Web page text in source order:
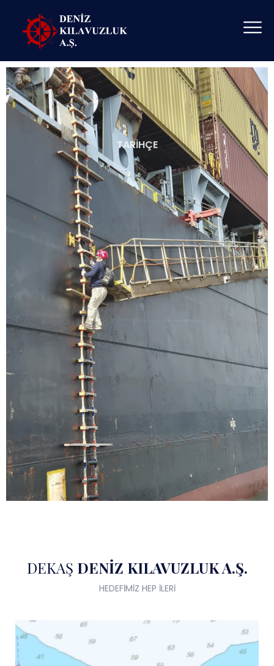
TARIHÇE
1999& 2005
2005&2019
2019&2024
1999 - 122 Kılavuz Kaptanın büyük emekleriyle bir araya
gelmesi ile kuruldu
2005-Şirketimiz bu dönemde Med Marine
Konsorsiyumu ile devam etti
2019 Şirketimiz bu dönemde Ankaş ortaklığı ile devam
2024 Şirketimiz için yeni bir dönemin başlangıcı olarak
tek başına yoluna devam edecektir.
DEKAŞ DENİZ KILAVUZLUK A.Ş.
HEDEFİMİZ HEP İLERİ